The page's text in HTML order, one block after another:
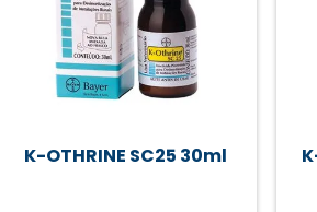
K-OTHRINE CE25 250ml